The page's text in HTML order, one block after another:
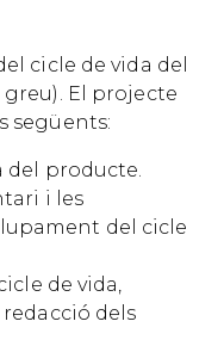
cicle de vida del
El projecte
següents:
del producte.
i les
del cicle
de vida,
dels